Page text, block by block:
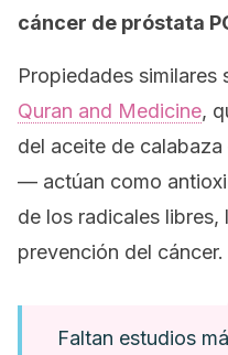
cáncer de próstata
Propiedades similares
Quran and Medicine,
del aceite de
— actúan como
de los radicales libres,
prevención del cáncer.
Faltan estudios